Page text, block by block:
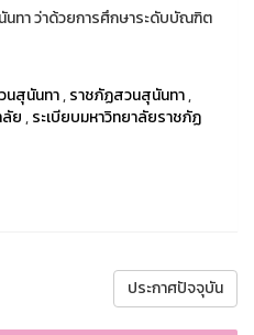
ทา ว่าด้วยการศึกษาระดับบัณฑิต
นสุนันทา,ราชภัฏสวนสุนันทา,
ย,ระเบียบมหาวิทยาลัยราชภัฏ
ประกาศปัจจุบัน